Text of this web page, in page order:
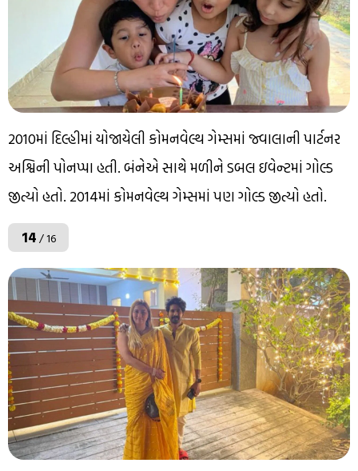
2010માં દિલ્હીમાં યોજાયેલી કોમનવેલ્થ ગેમ્સમાં જ્વાલાની પાર્ટનર
અશ્વિની પોનપ્પા હતી. બંનેએ સાથે મળીને ડબલ ઇવેન્ટમાં ગોલ્ડ
જીત્યો હતો. 2014માં કોમનવેલ્થ ગેમ્સમાં પણ ગોલ્ડ જીત્યો હતો.
14/ 16